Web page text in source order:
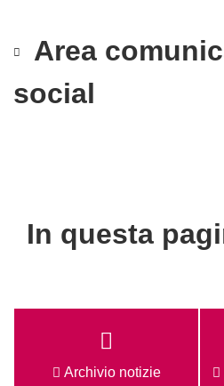
Area
social
In questa
Archivio notizie